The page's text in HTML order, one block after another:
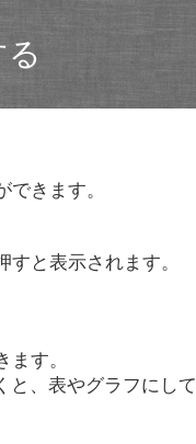
きます。
と表示されます。
す。
、表やグラフにし